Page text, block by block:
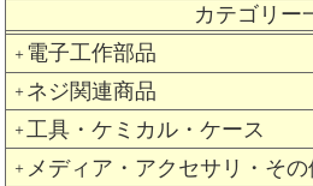
カテゴリー
＋ 電子工作部品
＋ ネジ関連商品
＋ 工具・ケミカル・ケース
＋ メディア・アクセサリ・その